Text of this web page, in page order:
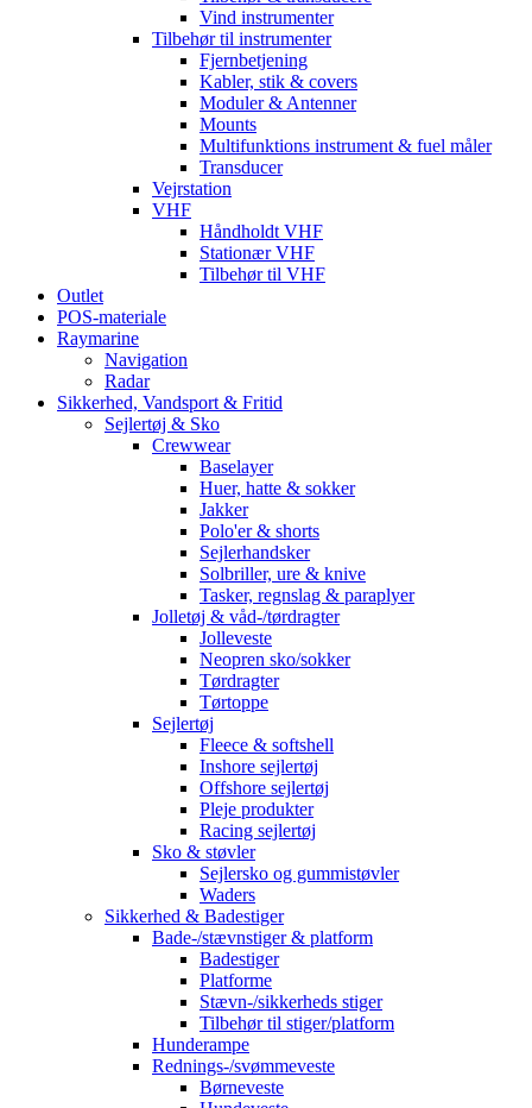
Vind instrumenter
Tilbehør til instrumenter
Fjernbetjening
Kabler, stik & covers
Moduler & Antenner
Mounts
Multifunktions instrument & fuel måler
Transducer
Vejrstation
VHF
Håndholdt VHF
Stationær VHF
Tilbehør til VHF
Outlet
POS-materiale
Raymarine
Navigation
Radar
Sikkerhed, Vandsport & Fritid
Sejlertøj & Sko
Crewwear
Baselayer
Huer, hatte & sokker
Jakker
Polo'er & shorts
Sejlerhandsker
Solbriller, ure & knive
Tasker, regnslag & paraplyer
Jolletøj & våd-/tørdragter
Jolleveste
Neopren sko/sokker
Tørdragter
Tørtoppe
Sejlertøj
Fleece & softshell
Inshore sejlertøj
Offshore sejlertøj
Pleje produkter
Racing sejlertøj
Sko & støvler
Sejlersko og gummistøvler
Waders
Sikkerhed & Badestiger
Bade-/stævnstiger & platform
Badestiger
Platforme
Stævn-/sikkerheds stiger
Tilbehør til stiger/platform
Hunderampe
Rednings-/svømmeveste
Børneveste